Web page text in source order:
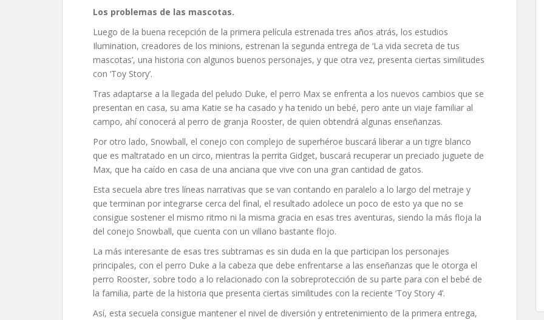
Los problemas de las mascotas.
Luego de la buena recepción de la primera película estrenada tres años atrás, los estudios
Ilumination, creadores de los minions, estrenan la segunda entrega de ‘La vida secreta de tus
mascotas’, una historia con algunos buenos personajes, y que otra vez, presenta ciertas similitudes
con ‘Toy Story’.
Tras adaptarse a la llegada del peludo Duke, el perro Max se enfrenta a los nuevos cambios que se
presentan en casa, su ama Katie se ha casado y ha tenido un bebé, pero ante un viaje familiar al
campo, ahí conocerá al perro de granja Rooster, de quien obtendrá algunas enseñanzas.
Por otro lado, Snowball, el conejo con complejo de superhéroe buscará liberar a un tigre blanco
que es maltratado en un circo, mientras la perrita Gidget, buscará recuperar un preciado juguete de
Max, que ha caído en casa de una anciana que vive con una gran cantidad de gatos.
Esta secuela abre tres líneas narrativas que se van contando en paralelo a lo largo del metraje y
que terminan por integrarse cerca del final, el resultado adolece un poco de esto ya que no se
consigue sostener el mismo ritmo ni la misma gracia en esas tres aventuras, siendo la más floja la
del conejo Snowball, que cuenta con un villano bastante flojo.
La más interesante de esas tres subtramas es sin duda en la que participan los personajes
principales, con el perro Duke a la cabeza que debe enfrentarse a las enseñanzas que le otorga el
perro Rooster, sobre todo a lo relacionado con la sobreprotección de su parte para con el bebé de
la familia, parte de la historia que presenta ciertas similitudes con la reciente ‘Toy Story 4’.
Así, esta secuela consigue mantener el nivel de diversión y entretenimiento de la primera entrega,